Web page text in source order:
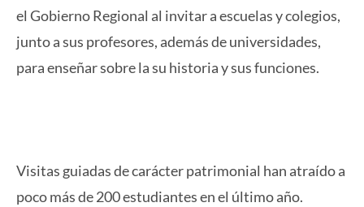
el Gobierno Regional al invitar a escuelas y colegios,
junto a sus profesores, además de universidades,
para enseñar sobre la su historia y sus funciones.
Visitas guiadas de carácter patrimonial han atraído a
poco más de 200 estudiantes en el último año.